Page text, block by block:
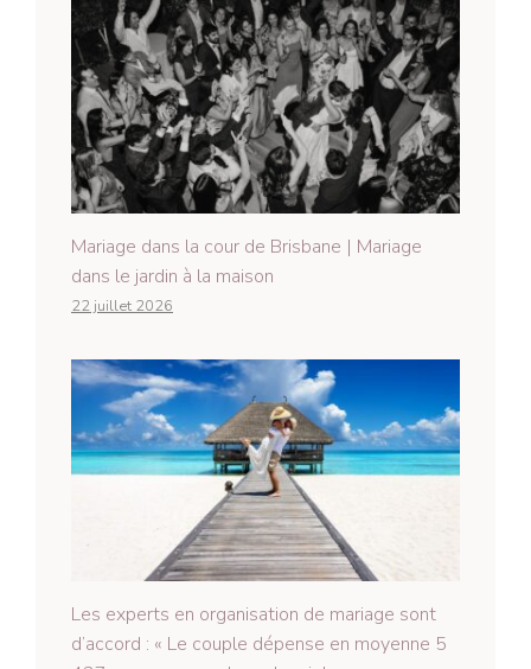
Mariage dans la cour de Brisbane | Mariage
dans le jardin à la maison
22 juillet 2026
Les experts en organisation de mariage sont
d’accord : « Le couple dépense en moyenne 5